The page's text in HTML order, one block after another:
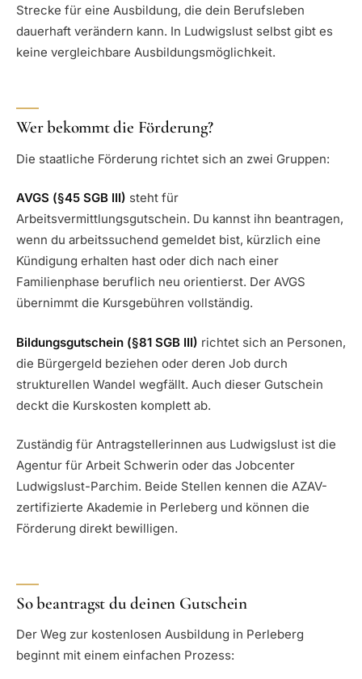
Strecke für eine Ausbildung, die dein Berufsleben
dauerhaft verändern kann. In Ludwigslust selbst gibt es
keine vergleichbare Ausbildungsmöglichkeit.
Wer bekommt die Förderung?
Die staatliche Förderung richtet sich an zwei Gruppen:
AVGS (§45 SGB III) steht für
Arbeitsvermittlungsgutschein. Du kannst ihn beantragen,
wenn du arbeitssuchend gemeldet bist, kürzlich eine
Kündigung erhalten hast oder dich nach einer
Familienphase beruflich neu orientierst. Der AVGS
übernimmt die Kursgebühren vollständig.
Bildungsgutschein (§81 SGB III) richtet sich an Personen,
die Bürgergeld beziehen oder deren Job durch
strukturellen Wandel wegfällt. Auch dieser Gutschein
deckt die Kurskosten komplett ab.
Zuständig für Antragstellerinnen aus Ludwigslust ist die
Agentur für Arbeit Schwerin oder das Jobcenter
Ludwigslust-Parchim. Beide Stellen kennen die AZAV-
zertifizierte Akademie in Perleberg und können die
Förderung direkt bewilligen.
So beantragst du deinen Gutschein
Der Weg zur kostenlosen Ausbildung in Perleberg
beginnt mit einem einfachen Prozess: